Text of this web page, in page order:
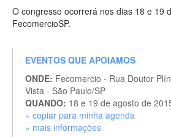
O congresso ocorrerá nos dias 18 e 19
FecomercioSP.
EVENTOS QUE APOIAMOS
ONDE: Fecomercio - Rua Doutor
Vista - São Paulo/SP
QUANDO: 18 e 19 de agosto de
» copiar para minha agenda
» mais informações